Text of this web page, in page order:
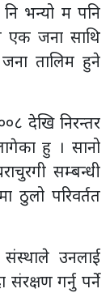
भन्यो म पनि
एक जना साथि
जना तालिम हुने
देखि निरन्तर
हु । सानो
सम्बन्धी
ठुलो परिवर्तत
उनलाई
संरक्षण गर्नु पर्ने